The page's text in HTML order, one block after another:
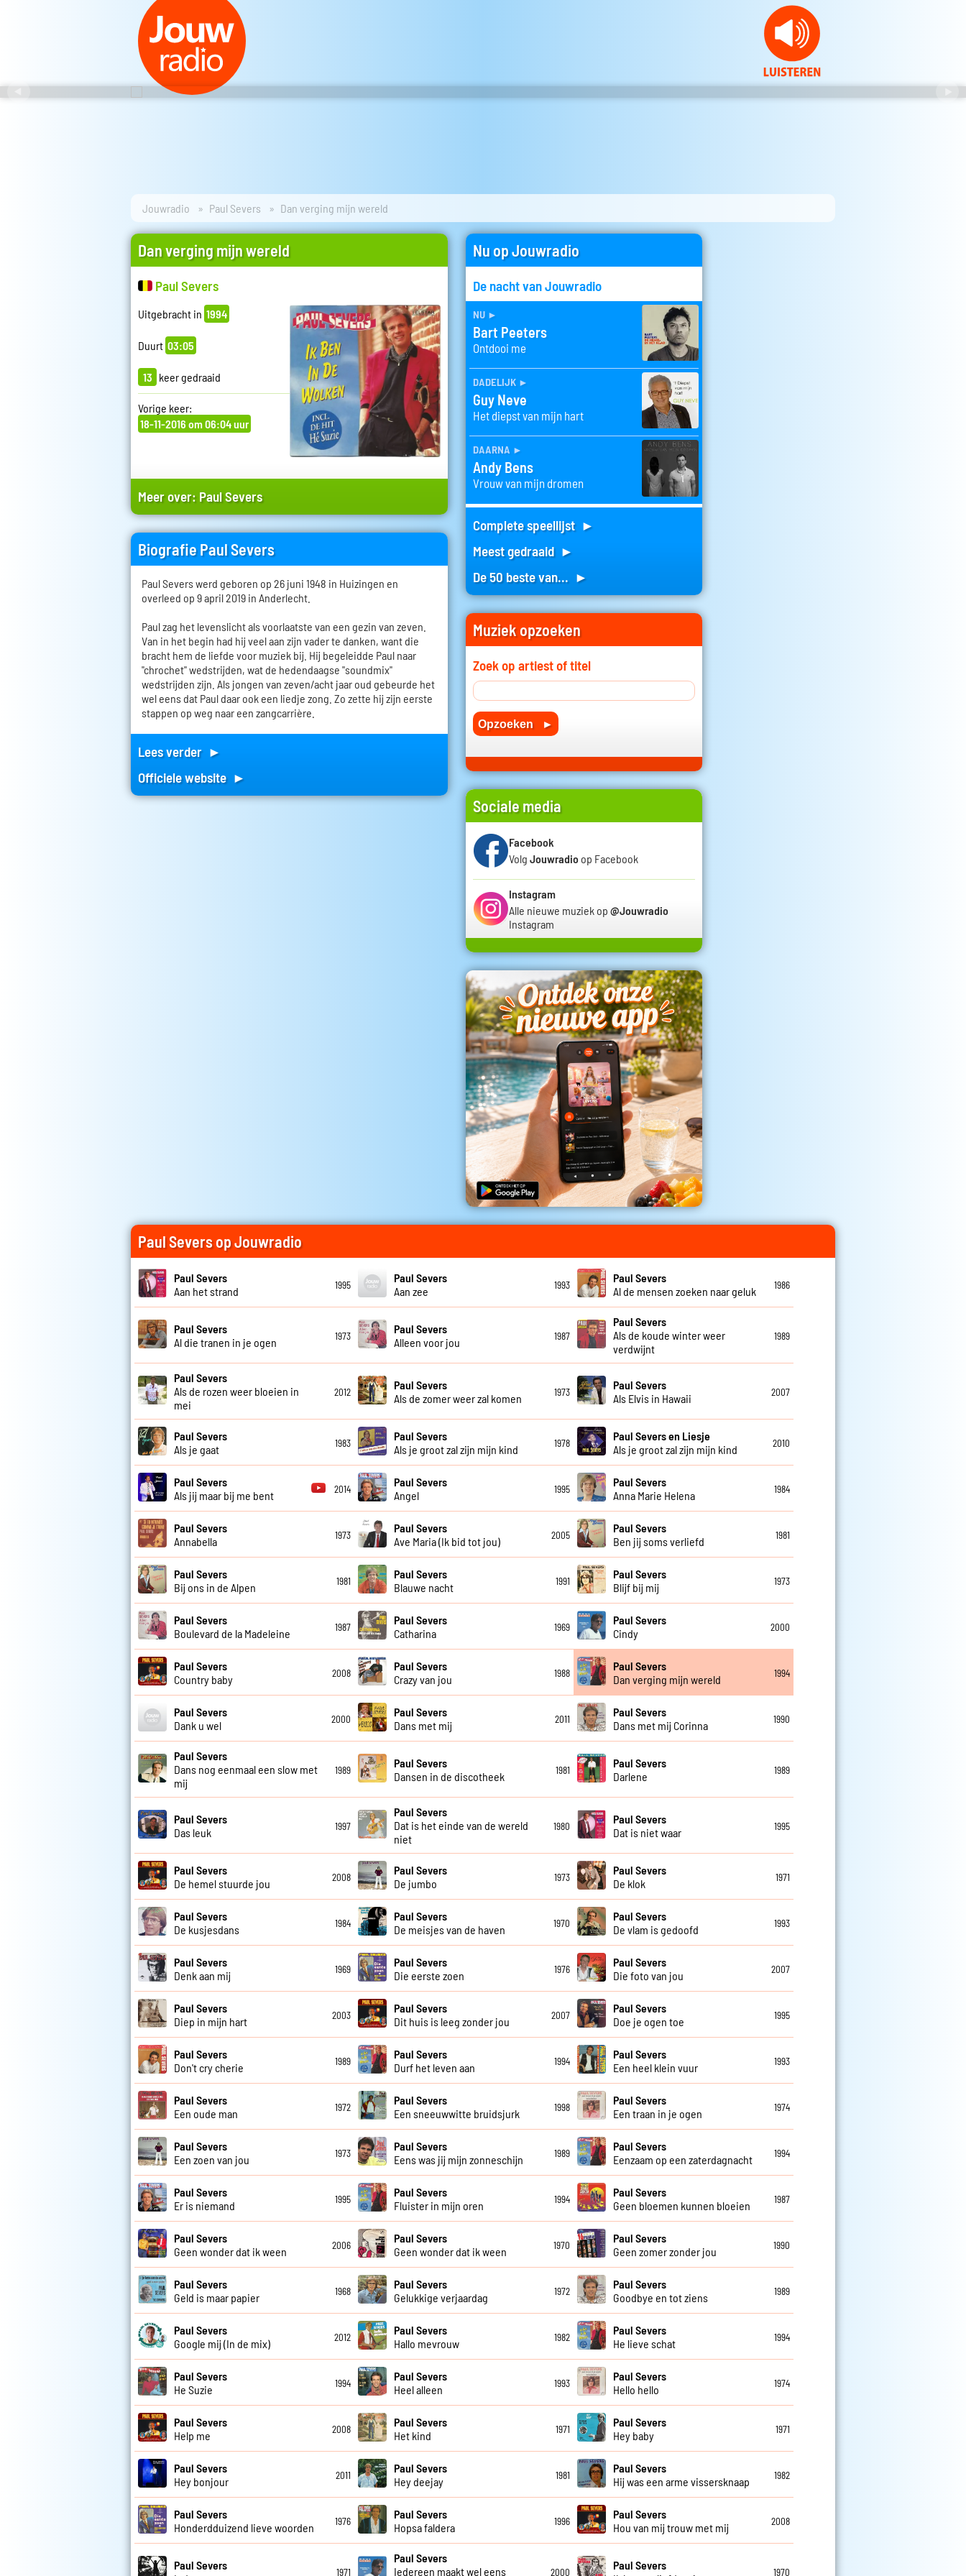
Jouwradio Paul Severs Dan verging mijn wereld
Dan verging mijn wereld
Paul Severs
Uitgebracht in 1994
Duurt 03:05
13 keer gedraaid
Vorige keer:
18-11-2016 om 06:04 uur
Meer over: Paul Severs
Biografie Paul Severs
Paul Severs werd geboren op 26 juni 1948 in Huizingen en
overleed op 9 april 2019 in Anderlecht.
Paul zag het levenslicht als voorlaatste van een gezin van zeven.
Van in het begin had hij veel aan zijn vader te danken, want die
bracht hem de liefde voor muziek bij. Hij begeleidde Paul naar
"chrochet" wedstrijden, wat de hedendaagse "soundmix"
wedstrijden zijn. Als jongen van zeven/acht jaar oud gebeurde het
wel eens dat Paul daar ook een liedje zong. Zo zette hij zijn eerste
stappen op weg naar een zangcarrière.
Lees verder ►
Officiele website ►
Nu op Jouwradio
De nacht van Jouwradio
nu ►
Bart Peeters
Ontdooi me
dadelijk ►
Guy Neve
Het diepst van mijn hart
daarna ►
Andy Bens
Vrouw van mijn dromen
Complete speellijst ►
Meest gedraaid ►
De 50 beste van... ►
Muziek opzoeken
Zoek op artiest of titel
Sociale media
Facebook
Volg Jouwradio op Facebook
Instagram
Alle nieuwe muziek op @Jouwradio
Instagram
Paul Severs op Jouwradio
Paul Severs
Aan het strand
1995
Paul Severs
Aan zee
1993
Paul Severs
Al de mensen zoeken naar geluk
1986
Paul Severs
Al die tranen in je ogen
1973
Paul Severs
Alleen voor jou
1987
Paul Severs
Als de koude winter weer
verdwijnt
1989
Paul Severs
Als de rozen weer bloeien in
mei
2012
Paul Severs
Als de zomer weer zal komen
1973
Paul Severs
Als Elvis in Hawaii
2007
Paul Severs
Als je gaat
1983
Paul Severs
Als je groot zal zijn mijn kind
1978
Paul Severs en Liesje
Als je groot zal zijn mijn kind
2010
Paul Severs
Als jij maar bij me bent
2014
Paul Severs
Angel
1995
Paul Severs
Anna Marie Helena
1984
Paul Severs
Annabella
1973
Paul Severs
Ave Maria (Ik bid tot jou)
2005
Paul Severs
Ben jij soms verliefd
1981
Paul Severs
Bij ons in de Alpen
1981
Paul Severs
Blauwe nacht
1991
Paul Severs
Blijf bij mij
1973
Paul Severs
Boulevard de la Madeleine
1987
Paul Severs
Catharina
1969
Paul Severs
Cindy
2000
Paul Severs
Country baby
2008
Paul Severs
Crazy van jou
1988
Paul Severs
Dan verging mijn wereld
1994
Paul Severs
Dank u wel
2000
Paul Severs
Dans met mij
2011
Paul Severs
Dans met mij Corinna
1990
Paul Severs
Dans nog eenmaal een slow met
mij
1989
Paul Severs
Dansen in de discotheek
1981
Paul Severs
Darlene
1989
Paul Severs
Das leuk
1997
Paul Severs
Dat is het einde van de wereld
niet
1980
Paul Severs
Dat is niet waar
1995
Paul Severs
De hemel stuurde jou
2008
Paul Severs
De jumbo
1973
Paul Severs
De klok
1971
Paul Severs
De kusjesdans
1984
Paul Severs
De meisjes van de haven
1970
Paul Severs
De vlam is gedoofd
1993
Paul Severs
Denk aan mij
1969
Paul Severs
Die eerste zoen
1976
Paul Severs
Die foto van jou
2007
Paul Severs
Diep in mijn hart
2003
Paul Severs
Dit huis is leeg zonder jou
2007
Paul Severs
Doe je ogen toe
1995
Paul Severs
Don't cry cherie
1989
Paul Severs
Durf het leven aan
1994
Paul Severs
Een heel klein vuur
1993
Paul Severs
Een oude man
1972
Paul Severs
Een sneeuwwitte bruidsjurk
1998
Paul Severs
Een traan in je ogen
1974
Paul Severs
Een zoen van jou
1973
Paul Severs
Eens was jij mijn zonneschijn
1989
Paul Severs
Eenzaam op een zaterdagnacht
1994
Paul Severs
Er is niemand
1995
Paul Severs
Fluister in mijn oren
1994
Paul Severs
Geen bloemen kunnen bloeien
1987
Paul Severs
Geen wonder dat ik ween
2006
Paul Severs
Geen wonder dat ik ween
1970
Paul Severs
Geen zomer zonder jou
1990
Paul Severs
Geld is maar papier
1968
Paul Severs
Gelukkige verjaardag
1972
Paul Severs
Goodbye en tot ziens
1989
Paul Severs
Google mij (In de mix)
2012
Paul Severs
Hallo mevrouw
1982
Paul Severs
He lieve schat
1994
Paul Severs
He Suzie
1994
Paul Severs
Heel alleen
1993
Paul Severs
Hello hello
1974
Paul Severs
Help me
2008
Paul Severs
Het kind
1971
Paul Severs
Hey baby
1971
Paul Severs
Hey bonjour
2011
Paul Severs
Hey deejay
1981
Paul Severs
Hij was een arme vissersknaap
1982
Paul Severs
Honderdduizend lieve woorden
1976
Paul Severs
Hopsa faldera
1996
Paul Severs
Hou van mij trouw met mij
2008
Paul Severs
1971
Paul Severs
Iedereen maakt wel eens
2000
Paul Severs
1970